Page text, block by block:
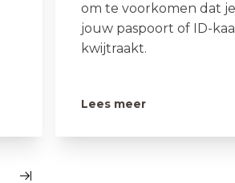
om te voorkomen dat je
jouw paspoort of ID-
kwijtraakt.
Lees meer